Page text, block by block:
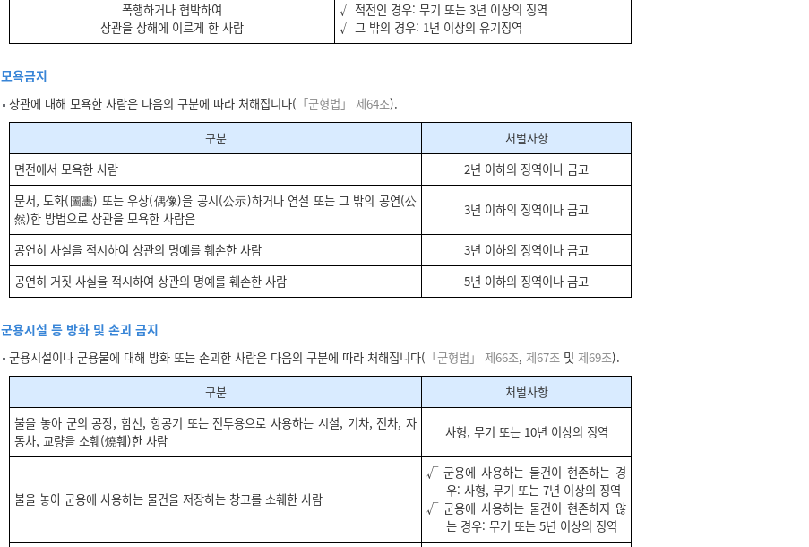
폭행하거나 협박하여
상관을 상해에 이르게 한 사람
√ 적전인 경우: 무기 또는 3년 이상의 징역
√ 그 밖의 경우: 1년 이상의 유기징역
모욕금지
상관에 대해 모욕한 사람은 다음의 구분에 따라 처해집니다( 「군형법」 제64조).
구분
처벌사항
면전에서 모욕한 사람
2년 이하의 징역이나 금고
문서, 도화(圖畵) 또는 우상(偶像)을 공시(公示)하거나 연설 또는 그 밖의 공연(公
然)한 방법으로 상관을 모욕한 사람은
3년 이하의 징역이나 금고
공연히 사실을 적시하여 상관의 명예를 훼손한 사람
3년 이하의 징역이나 금고
공연히 거짓 사실을 적시하여 상관의 명예를 훼손한 사람
5년 이하의 징역이나 금고
군용시설 등 방화 및 손괴 금지
군용시설이나 군용물에 대해 방화 또는 손괴한 사람은 다음의 구분에 따라 처해집니다( 「군형법」 제66조, 제67조 및 제69조).
구분
처벌사항
불을 놓아 군의 공장, 함선, 항공기 또는 전투용으로 사용하는 시설, 기차, 전차, 자
동차, 교량을 소훼(燒훼)한 사람
사형, 무기 또는 10년 이상의 징역
불을 놓아 군용에 사용하는 물건을 저장하는 창고를 소훼한 사람
√ 군용에 사용하는 물건이 현존하는 경
우: 사형, 무기 또는 7년 이상의 징역
√ 군용에 사용하는 물건이 현존하지 않
는 경우: 무기 또는 5년 이상의 징역